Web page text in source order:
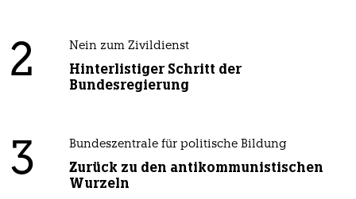
2 Nein zum Zivildienst
Hinterlistiger Schritt der
Bundesregierung
3 Bundeszentrale für politische Bildung
Zurück zu den antikommunistischen
Wurzeln